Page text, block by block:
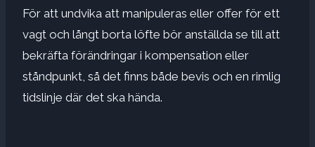
För att undvika att manipuleras eller offer för ett
vagt och långt borta löfte bör anställda se till att
bekräfta förändringar i kompensation eller
ståndpunkt, så det finns både bevis och en rimlig
tidslinje där det ska hända.